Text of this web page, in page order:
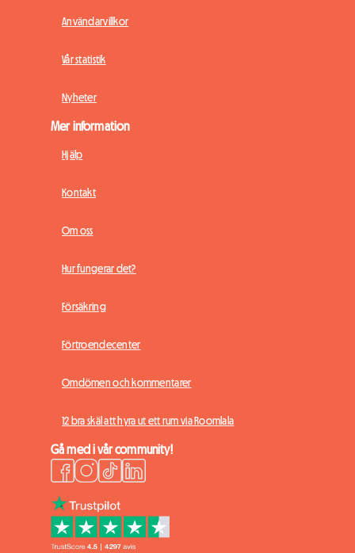
Användarvillkor
Vår statistik
Nyheter
Mer information
Hjälp
Kontakt
Om oss
Hur fungerar det?
Försäkring
Förtroendecenter
Omdömen och kommentarer
12 bra skäl att hyra ut ett rum via Roomlala
Gå med i vår community!